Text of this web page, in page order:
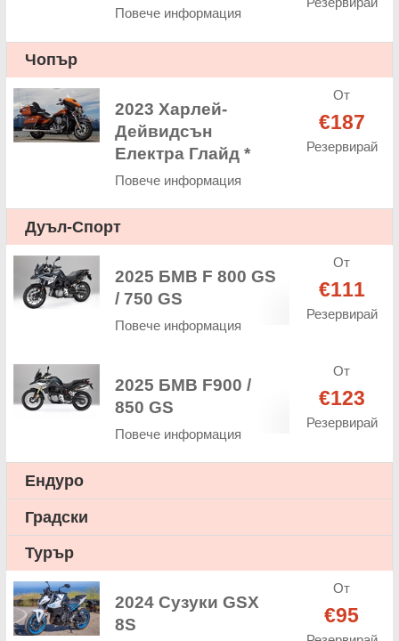
Повече информация
Чопър
2023 Харлей-
Дейвидсън
Електра Глайд *
Повече информация
От
€187
Резервирай
Дуъл-Спорт
2025 БМВ F 800 GS
/ 750 GS
Повече информация
От
€111
Резервирай
2025 БМВ F900 /
850 GS
Повече информация
От
€123
Резервирай
Ендуро
Градски
Турър
2024 Сузуки GSX
8S
От
€95